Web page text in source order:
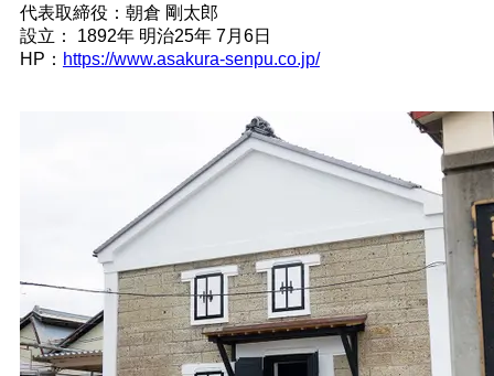
代表取締役：朝倉 剛太郎
設立： 1892年 明治25年 7月6日
HP： https://www.asakura-senpu.co.jp/